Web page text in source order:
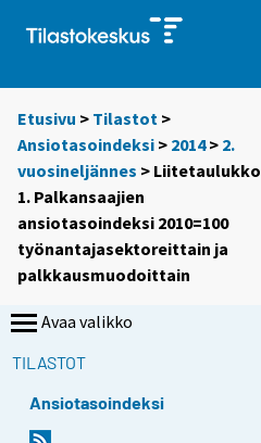
Etusivu > Tilastot >
Ansiotasoindeksi > 2014> 2.
vuosineljännes > Liitetaulukko
1. Palkansaajien
ansiotasoindeksi 2010=100
työnantajasektoreittain ja
palkkausmuodoittain
Avaa valikko
TILASTOT
Ansiotasoindeksi